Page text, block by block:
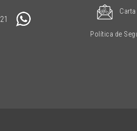
Política de